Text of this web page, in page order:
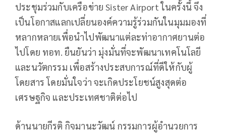
ประชุมร่วมกับเครือข่าย Sister Airport ในครั้งนี้ จึง
เป็นโอกาสแลกเปลี่ยนองค์ความรู้ร่วมกันในมุมมองที่
หลากหลายเพื่อนำไปพัฒนาแต่ละท่าอากาศยานต่อ
ไปโดย ทอท. ยืนยันว่า มุ่งมั่นที่จะพัฒนาเทคโนโลยี
และนวัตกรรม เพื่อสร้างประสบการณ์ที่ดีให้กับผู้
โดยสาร โดยมั่นใจว่า จะเกิดประโยชน์สูงสุดต่อ
เศรษฐกิจ และประเทศชาติต่อไป
ด้านนายกีรติ กิจมานะวัฒน์ กรรมการผู้อำนวยการ